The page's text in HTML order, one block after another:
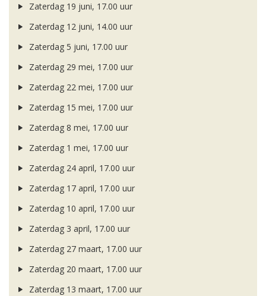
Zaterdag 19 juni, 17.00 uur
Zaterdag 12 juni, 14.00 uur
Zaterdag 5 juni, 17.00 uur
Zaterdag 29 mei, 17.00 uur
Zaterdag 22 mei, 17.00 uur
Zaterdag 15 mei, 17.00 uur
Zaterdag 8 mei, 17.00 uur
Zaterdag 1 mei, 17.00 uur
Zaterdag 24 april, 17.00 uur
Zaterdag 17 april, 17.00 uur
Zaterdag 10 april, 17.00 uur
Zaterdag 3 april, 17.00 uur
Zaterdag 27 maart, 17.00 uur
Zaterdag 20 maart, 17.00 uur
Zaterdag 13 maart, 17.00 uur